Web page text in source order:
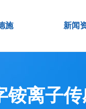
施 新闻
铵离子